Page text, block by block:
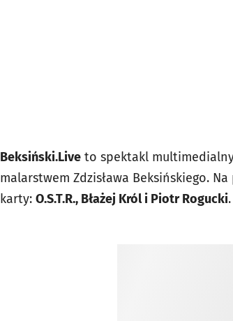
Beksiński.Live to spektakl
malarstwem Zdzisława Beksińskiego.
karty: O.S.T.R., Błażej Król i Piotr Rogucki